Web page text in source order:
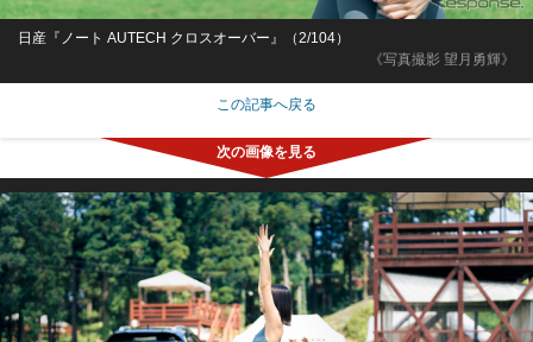
《写真撮影 望月勇輝》
日産『ノート AUTECH クロスオーバー』（2/104）
この記事へ戻る